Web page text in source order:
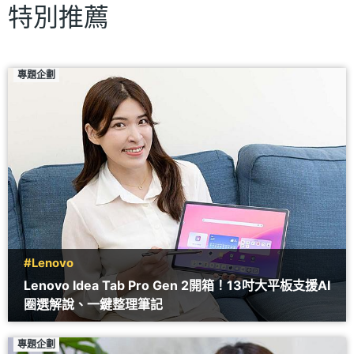
特別推薦
專題企劃
#Lenovo
Lenovo Idea Tab Pro Gen 2開箱！13吋大平板支援AI
圈選解說、一鍵整理筆記
專題企劃